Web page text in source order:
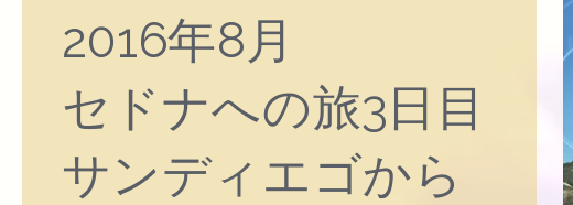
2016年8月
セドナへの旅​3日目
​サンディエゴから